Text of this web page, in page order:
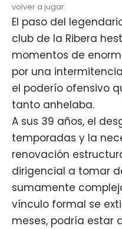
volver a jugar.
El paso del
club de la Ribera
momentos de
por una
el poderío ofensivo
tanto anhelaba.
A sus 39 años, el
temporadas y la
renovación
dirigencial a tomar
sumamente
vínculo formal se
meses, podría estar